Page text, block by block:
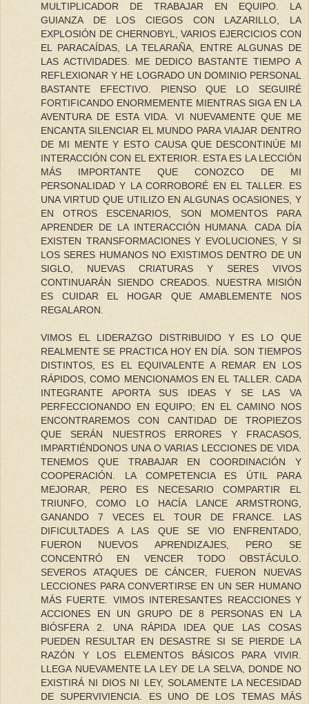
MULTIPLICADOR DE TRABAJAR EN EQUIPO. LA
GUIANZA DE LOS CIEGOS CON LAZARILLO, LA
EXPLOSIÓN DE CHERNOBYL, VARIOS EJERCICIOS CON
EL PARACAÍDAS, LA TELARAÑA, ENTRE ALGUNAS DE
LAS ACTIVIDADES. ME DEDICO BASTANTE TIEMPO A
REFLEXIONAR Y HE LOGRADO UN DOMINIO PERSONAL
BASTANTE EFECTIVO. PIENSO QUE LO SEGUIRÉ
FORTIFICANDO ENORMEMENTE MIENTRAS SIGA EN LA
AVENTURA DE ESTA VIDA. VI NUEVAMENTE QUE ME
ENCANTA SILENCIAR EL MUNDO PARA VIAJAR DENTRO
DE MI MENTE Y ESTO CAUSA QUE DESCONTINÚE MI
INTERACCIÓN CON EL EXTERIOR. ESTA ES LA LECCIÓN
MÁS IMPORTANTE QUE CONOZCO DE MI
PERSONALIDAD Y LA CORROBORÉ EN EL TALLER. ES
UNA VIRTUD QUE UTILIZO EN ALGUNAS OCASIONES, Y
EN OTROS ESCENARIOS, SON MOMENTOS PARA
APRENDER DE LA INTERACCIÓN HUMANA. CADA DÍA
EXISTEN TRANSFORMACIONES Y EVOLUCIONES, Y SI
LOS SERES HUMANOS NO EXISTIMOS DENTRO DE UN
SIGLO, NUEVAS CRIATURAS Y SERES VIVOS
CONTINUARÁN SIENDO CREADOS. NUESTRA MISIÓN
ES CUIDAR EL HOGAR QUE AMABLEMENTE NOS
REGALARON.
VIMOS EL LIDERAZGO DISTRIBUIDO Y ES LO QUE
REALMENTE SE PRACTICA HOY EN DÍA. SON TIEMPOS
DISTINTOS, ES EL EQUIVALENTE A REMAR EN LOS
RÁPIDOS, COMO MENCIONAMOS EN EL TALLER. CADA
INTEGRANTE APORTA SUS IDEAS Y SE LAS VA
PERFECCIONANDO EN EQUIPO; EN EL CAMINO NOS
ENCONTRAREMOS CON CANTIDAD DE TROPIEZOS
QUE SERÁN NUESTROS ERRORES Y FRACASOS,
IMPARTIÉNDONOS UNA O VARIAS LECCIONES DE VIDA.
TENEMOS QUE TRABAJAR EN COORDINACIÓN Y
COOPERACIÓN. LA COMPETENCIA ES ÚTIL PARA
MEJORAR, PERO ES NECESARIO COMPARTIR EL
TRIUNFO, COMO LO HACÍA LANCE ARMSTRONG,
GANANDO 7 VECES EL TOUR DE FRANCE. LAS
DIFICULTADES A LAS QUE SE VIO ENFRENTADO,
FUERON NUEVOS APRENDIZAJES, PERO SE
CONCENTRÓ EN VENCER TODO OBSTÁCULO.
SEVEROS ATAQUES DE CÁNCER, FUERON NUEVAS
LECCIONES PARA CONVERTIRSE EN UN SER HUMANO
MÁS FUERTE. VIMOS INTERESANTES REACCIONES Y
ACCIONES EN UN GRUPO DE 8 PERSONAS EN LA
BIÓSFERA 2. UNA RÁPIDA IDEA QUE LAS COSAS
PUEDEN RESULTAR EN DESASTRE SI SE PIERDE LA
RAZÓN Y LOS ELEMENTOS BÁSICOS PARA VIVIR.
LLEGA NUEVAMENTE LA LEY DE LA SELVA, DONDE NO
EXISTIRÁ NI DIOS NI LEY, SOLAMENTE LA NECESIDAD
DE SUPERVIVIENCIA. ES UNO DE LOS TEMAS MÁS